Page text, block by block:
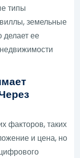
типы
земельные
делает ее
факторов, таких
и цена, но